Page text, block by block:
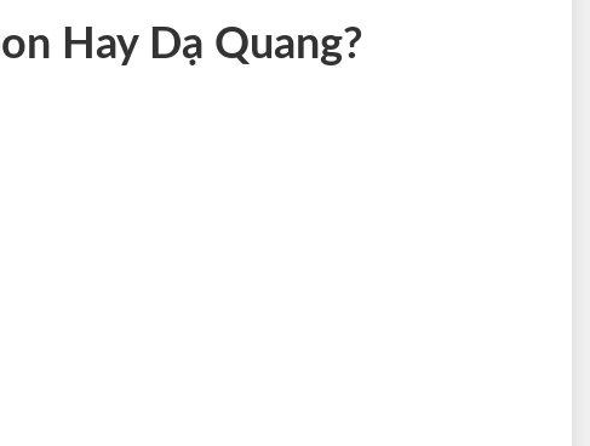
Hay Dạ Quang?